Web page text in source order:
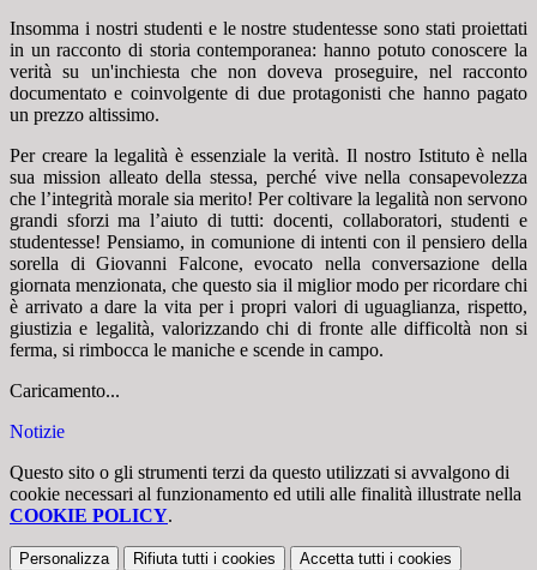
Insomma i nostri studenti e le nostre studentesse sono stati proiettati
in un racconto di storia contemporanea: hanno potuto conoscere la
verità su un'inchiesta che non doveva proseguire, nel racconto
documentato e coinvolgente di due protagonisti che hanno pagato
un prezzo altissimo.
Per creare la legalità è essenziale la verità. Il nostro Istituto è nella
sua mission alleato della stessa, perché vive nella consapevolezza
che l’integrità morale sia merito! Per coltivare la legalità non servono
grandi sforzi ma l’aiuto di tutti: docenti, collaboratori, studenti e
studentesse! Pensiamo, in comunione di intenti con il pensiero della
sorella di Giovanni Falcone, evocato nella conversazione della
giornata menzionata, che questo sia il miglior modo per ricordare chi
è arrivato a dare la vita per i propri valori di uguaglianza, rispetto,
giustizia e legalità, valorizzando chi di fronte alle difficoltà non si
ferma, si rimbocca le maniche e scende in campo.
Caricamento...
Notizie
Questo sito o gli strumenti terzi da questo utilizzati si avvalgono di
cookie necessari al funzionamento ed utili alle finalità illustrate nella
COOKIE POLICY.
Personalizza Rifiuta tutti i cookies Accetta tutti i cookies